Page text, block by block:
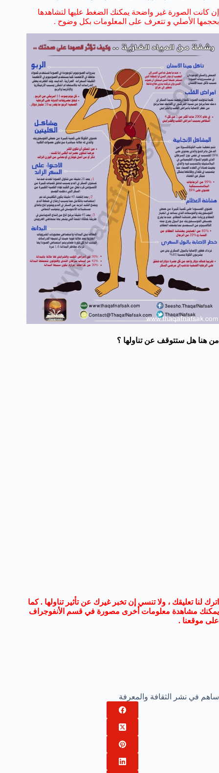
إن كانت الصورة غير واضحة يمكنك الضغط عليها لتشاهدها
بحجمها الأصلي و تتعرف على المعلومات بكل وضوح .
من هنا هل ستتوقف عن تناولها ؟
اترك لنا تعليقك ، ولا تنسي إن تخبر غيرك عن تأثير تناولها . كما
يمكنك مشاهدة معلومات أخرى مصورة في قسم الأنفوجراف
على موقعنا .
ساهم في نشر الثقافة والمعرفة